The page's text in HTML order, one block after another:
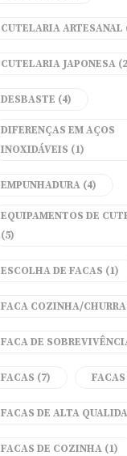
CUTELARIA ARTESANAL
CUTELARIA JAPONESA
DESBASTE (4)
DIFERENÇAS EM AÇOS
INOXIDÁVEIS (1)
EMPUNHADURA (4)
EQUIPAMENTOS DE
(5)
ESCOLHA DE FACAS (1)
FACA COZINHA/
FACA DE
FACAS (7)
FACAS DE ALTA
FACAS DE COZINHA (1)